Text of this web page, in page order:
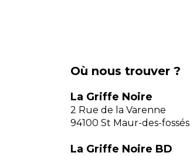
Où nous trouver ?
La Griffe Noire
2 Rue de la Varenne
94100 St Maur-des-fossés
La Griffe Noire BD